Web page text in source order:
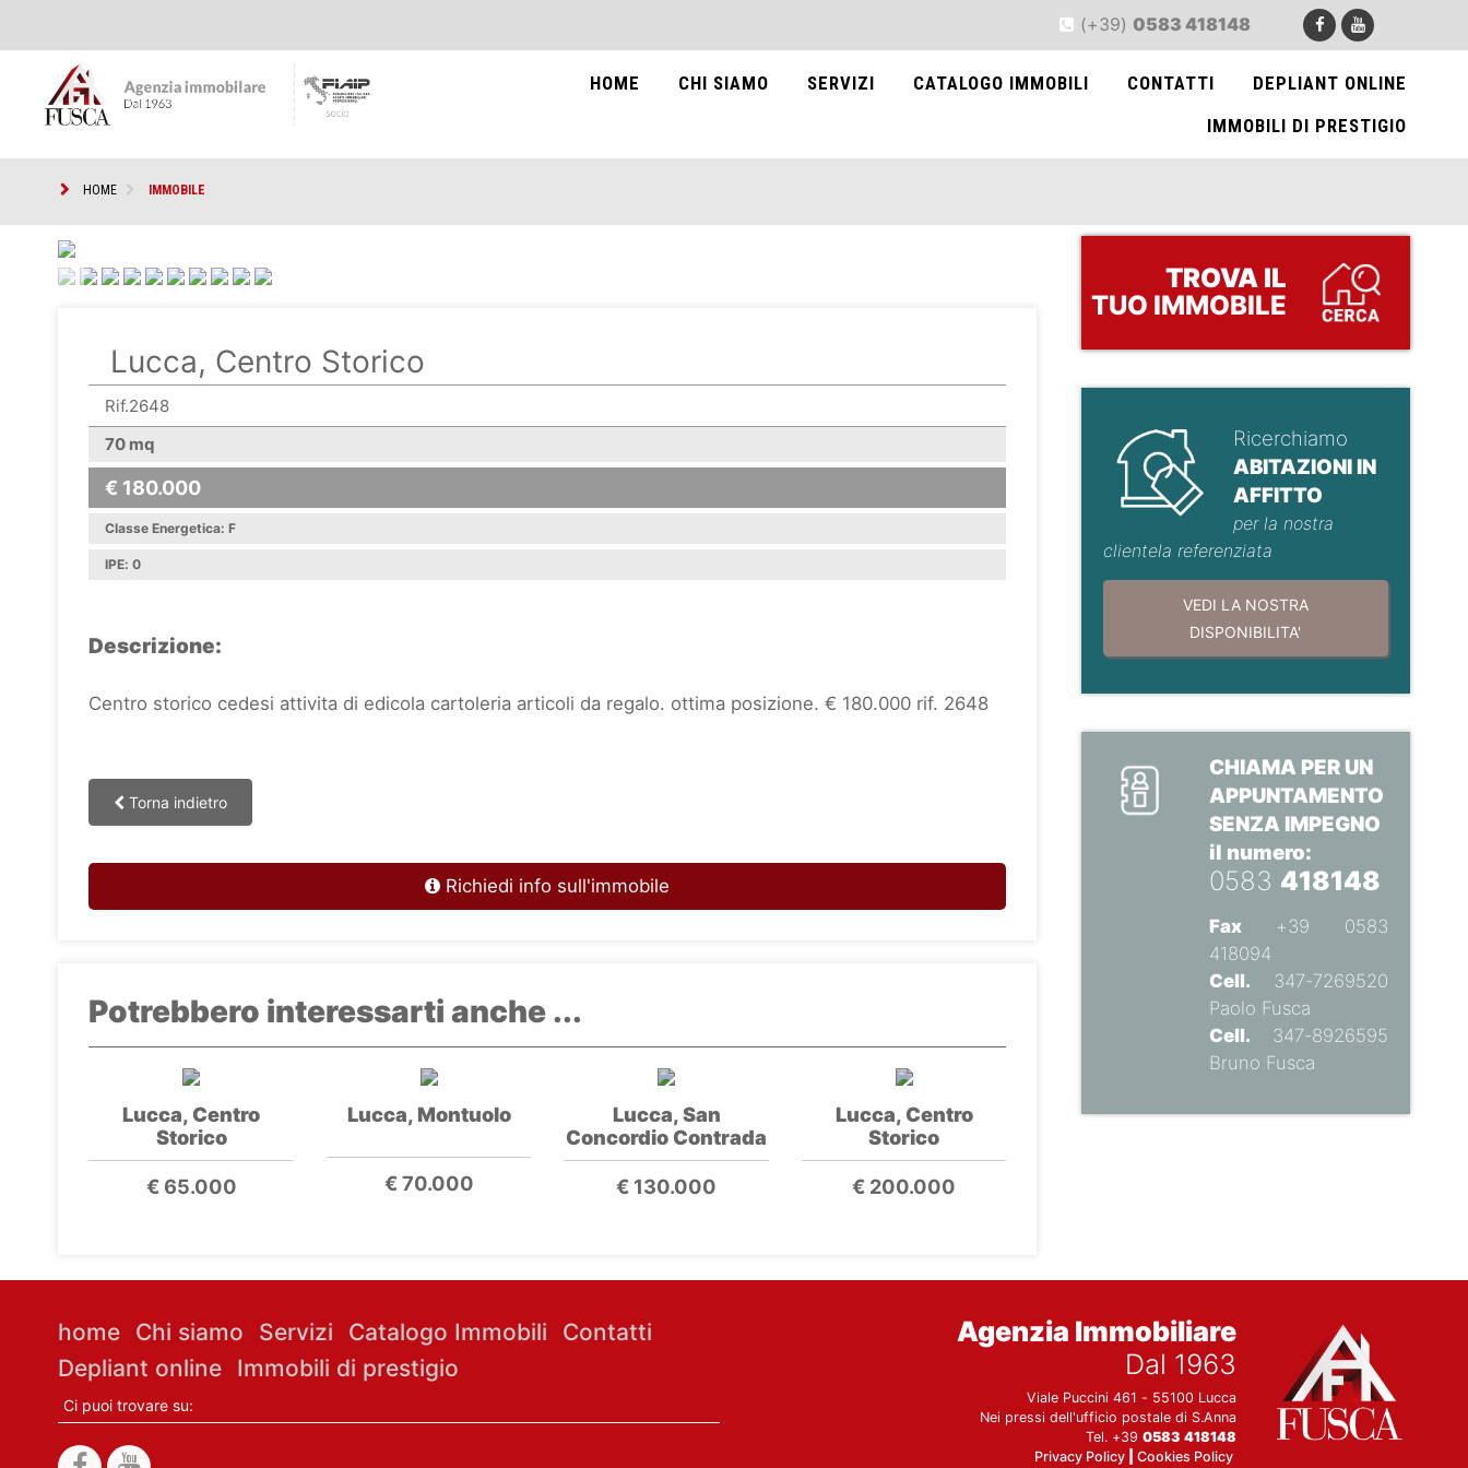
(+39)0583 418148
HOME CHI SIAMO SERVIZI CATALOGO IMMOBILI CONTATTI
DEPLIANT ONLINE
IMMOBILI DI PRESTIGIO
HOME IMMOBILE
Lucca, Centro Storico
Rif.2648
70 mq
€ 180.000
Classe Energetica: F
IPE: 0
Descrizione:
Centro storico cedesi attivita di edicola cartoleria articoli da regalo. ottima posizione. € 180.000 rif. 2648
Torna indietro
Richiedi info sull'immobile
Potrebbero interessarti anche ...
Lucca, Centro
Storico
€ 65.000
Lucca, Montuolo
€ 70.000
Lucca, San
Concordio Contrada
€ 130.000
Lucca, Centro
Storico
€ 200.000
TROVA IL
TUO IMMOBILE
Ricerchiamo
ABITAZIONI IN
AFFITTO
per la nostra
clientela referenziata
VEDI LA NOSTRA
DISPONIBILITA'
CHIAMA PER UN
APPUNTAMENTO
SENZA IMPEGNO
il numero:
0583 418148
Fax+39 0583
418094
Cell. 347-7269520
Paolo Fusca
Cell. 347-8926595
Bruno Fusca
home Chi siamo Servizi Catalogo Immobili
Contatti
Depliant online Immobili di prestigio
Ci puoi trovare su:
Agenzia Immobiliare
Dal 1963
Viale Puccini 461 - 55100 Lucca
Nei pressi dell'ufficio postale di S.Anna
Tel. +39 0583 418148
Privacy Policy| Cookies Policy